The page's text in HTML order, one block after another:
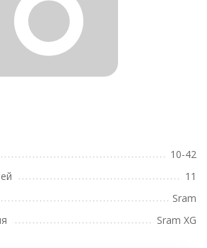
10-42
11
Sram
Sram XG